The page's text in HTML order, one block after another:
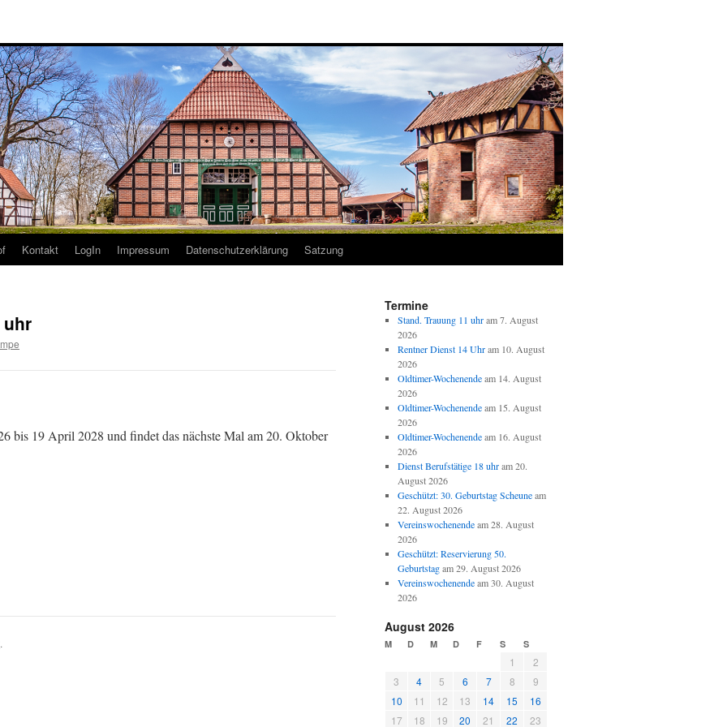
Kontakt LogIn Impressum Datenschutzerklärung Satzung
uhr
bis 19 April 2028 und findet das nächste Mal am 20. Oktober
.
Termine
Stand. Trauung 11 uhram 7. August
2026
Rentner Dienst 14 Uhram 10. August
2026
Oldtimer-Wochenendeam 14. August
2026
Oldtimer-Wochenendeam 15. August
2026
Oldtimer-Wochenendeam 16. August
2026
Dienst Berufstätige 18 uhram 20.
August 2026
Geschützt: 30. Geburtstag Scheuneam
22. August 2026
Vereinswochenendeam 28. August
2026
Geschützt: Reservierung 50.
Geburtstagam 29. August 2026
Vereinswochenendeam 30. August
2026
August 2026
M D M D F S S
1
2
3
4 5 6 7 8
9
10
11 12 13 14 15
16
17
18 19 20 21 22 23